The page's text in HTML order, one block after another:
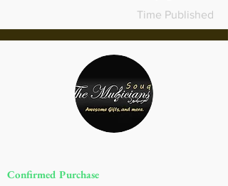
Time Published
Confirmed Purchase